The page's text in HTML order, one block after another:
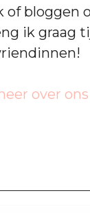
of bloggen
ik graag
over